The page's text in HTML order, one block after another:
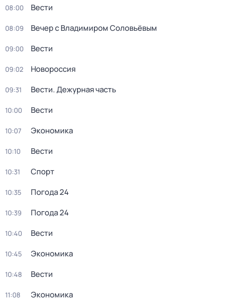
08:00 Вести
08:09 Вечер с Владимиром Соловьёвым
09:00 Вести
09:02 Новороссия
09:31 Вести. Дежурная часть
10:00 Вести
10:07 Экономика
10:10 Вести
10:31 Спорт
10:35 Погода 24
10:39 Погода 24
10:40 Вести
10:45 Экономика
10:48 Вести
11:08 Экономика